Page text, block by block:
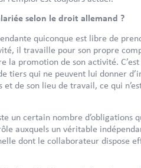
selon le droit allemand ?
quiconque est libre de
il travaille pour son propre
promotion de son activité.
tiers qui ne peuvent lui donner
de son lieu de travail, ce qui
un certain nombre d’obligations
auxquels un véritable
dont le collaborateur dispose